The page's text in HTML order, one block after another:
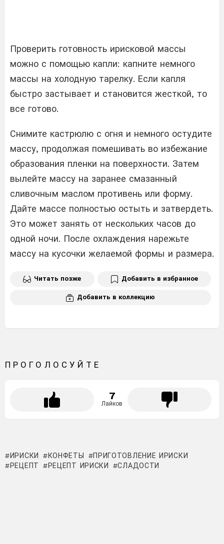
Проверить готовность ирисковой массы
можно с помощью капли: капните немного
массы на холодную тарелку. Если капля
быстро застывает и становится жесткой, то
все готово.
Снимите кастрюлю с огня и немного остудите
массу, продолжая помешивать во избежание
образования пленки на поверхности. Затем
вылейте массу на заранее смазанный
сливочным маслом противень или форму.
Дайте массе полностью остыть и затвердеть.
Это может занять от нескольких часов до
одной ночи. После охлаждения нарежьте
массу на кусочки желаемой формы и размера.
Читать позже Добавить в избранное
Добавить в коллекцию
ПРОГОЛОСУЙТЕ
7
Лайков
ИРИСКИ КОНФЕТЫ
ПРИГОТОВЛЕНИЕ ИРИСКИ
РЕЦЕПТ
РЕЦЕПТ ИРИСКИ СЛАДОСТИ